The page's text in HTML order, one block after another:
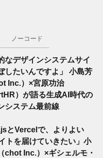
ノーコード
なデザインシステムサイ
したいんですよ」 小島芳
Inc.）×宮原功治
）が語る生成AI時代の
システム最前線
とVercelで、よりよい
トを届けていきたい」小
chot Inc.）×ギシェルモ・